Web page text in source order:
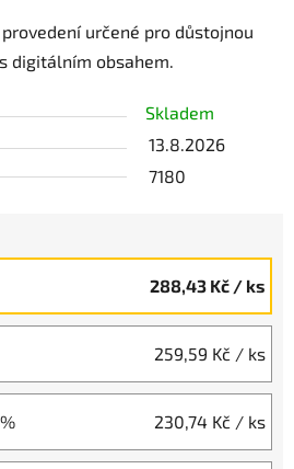
určené pro důstojnou
digitálním obsahem.
Skladem
13.8.2026
7180
288,43 Kč / ks
259,59 Kč / ks
230,74 Kč / ks